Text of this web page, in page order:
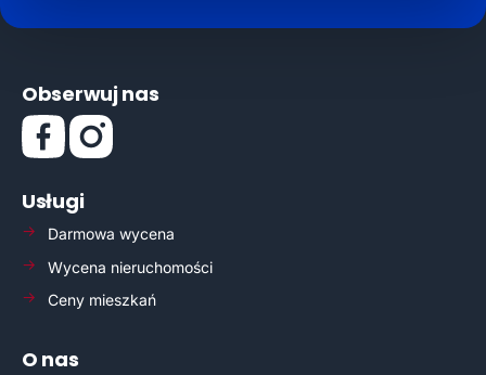
Obserwuj nas
Usługi
Darmowa wycena
Wycena nieruchomości
Ceny mieszkań
O nas